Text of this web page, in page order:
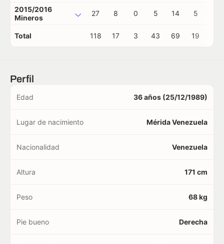
2015/2016
Mineros
27 8 0 5 14 5
Total 118 17 3 43 69 19
Perfil
Edad 36 años (25/12/1989)
Lugar de nacimiento Mérida Venezuela
Nacionalidad Venezuela
Altura 171 cm
Peso 68 kg
Pie bueno Derecha